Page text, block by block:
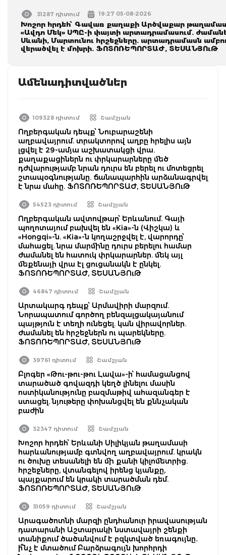
31287 դիտում 19:27 05-08-2026
Խոշոր հրդեհ՝ Գավառ քաղաքի Արծվաքար
«Ավդո Մեկ» ՍՊԸ-ի փայտի արտադրամասում.
Սևանի, Մարտունու հրշեջները. արտադրամասն
վերածվել է մոխրի. ՖՈՏՈՌԵՊՈՐՏԱԺ, ՏԵՍԱՆՅՈւԹ
Ամենադիտվածներ
109328 դիտում Շամշյան
Ողբերգական դեպք՝ Նուբարաշենի
աղբավայրում. տրակտորով աղբը հրելիս այն
լցվել է 29-ամյա աշխատակցի վրա.
քաղաքացիներն ու փրկարարները մեծ
դժվարությամբ նրան դուրս են բերել ու մոտեցրել
շտապօգնությանը. ճանապարհին արձանագրվել
է նրա մահը. ՖՈՏՈՌԵՊՈՐՏԱԺ, ՏԵՍԱՆՅՈւԹ
54523 դիտում Շամշյան
Ողբերգական ավտովթար՝ Երևանում. Գայի
պողոտայում բախվել են «Kia»-ն (Վիշկա) և
«Hongqi»-ն. «Kia»-ն կողաշրջվել է, վարորդը՝
մահացել. նրա մարմինը դուրս բերելու համար
ժամանել են հատուկ փրկարարներ. մեկ այլ
մեքենայի վրա էլ ցուցանակն է ընկել.
ՖՈՏՈՌԵՊՈՐՏԱԺ, ՏԵՍԱՆՅՈւԹ
46847 դիտում Շամշյան
Արտակարգ դեպք՝ Արմավիրի մարզում.
Նորապատում գործող բենզալցակայանում
պայթյուն է տեղի ունեցել. կան վիրավորներ.
ժամանել են հրշեջներն ու պարեկները.
ՖՈՏՈՌԵՊՈՐՏԱԺ, ՏԵՍԱՆՅՈւԹ
39761 դիտում Շամշյան
Բլոգեր «Թու-թու-թու Լավա»-ի՝ համացանցով
տարածած գովազդի կեղծ լինելու մասին
ոստիկանությունը բազմաթիվ ահազանգեր է
ստացել. նյութերը փոխանցվել են քննչական
բաժին
32347 դիտում Շամշյան
Խոշոր հրդեհ՝ Երևանի Սիլիկյան թաղամասի
հարևանությամբ գտնվող աղբավայրում. կրակն
ու ծուխը տեսանելի են մի քանի կիլոմետրից.
հրշեջները, վտանգելով իրենց կյանքը,
պայքարում են կրակի տարածման դեմ.
ՖՈՏՈՌԵՊՈՐՏԱԺ, ՏԵՍԱՆՅՈւԹ
31059 դիտում Շամշյան
Արագածոտնի մարզի ընդհանուր իրավասության
դատարանի Աշտարակի նստավայրի շենքի
տանիքում ծածանվում է բզկտված եռագույնը․
ի՞նչ է մտածում Բարձրագույն խորհրդի